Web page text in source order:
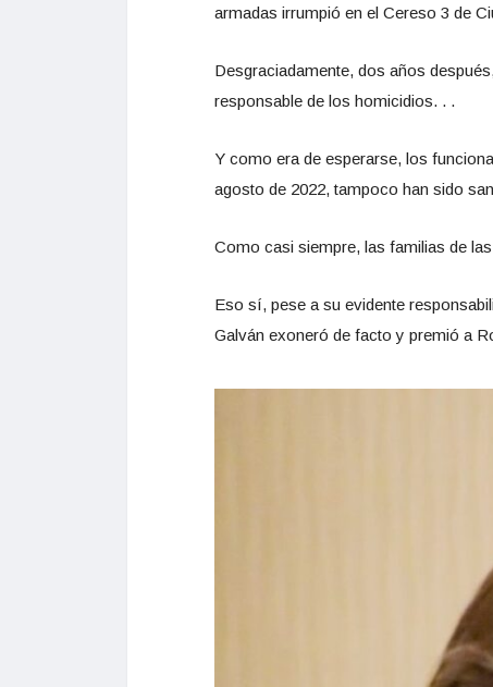
armadas irrumpió en el Cereso 3 de
Desgraciadamente, dos años
responsable de los homicidios. . .
Y como era de esperarse, los
agosto de 2022, tampoco han sido
Como casi siempre, las familias de
Eso sí, pese a su evidente
Galván exoneró de facto y premió a